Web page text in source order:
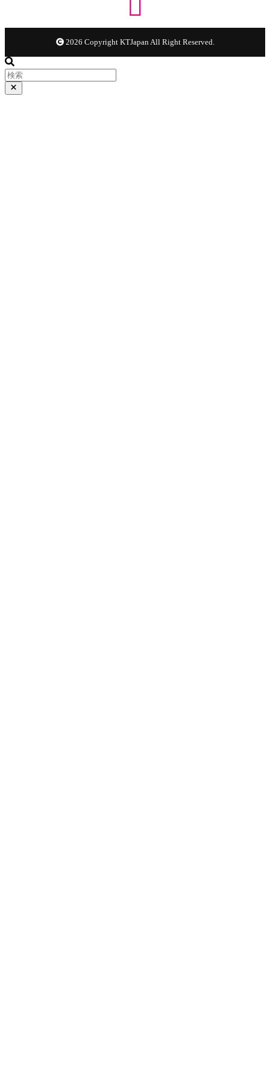
2026 Copyright KTJapan All Right Reserved.